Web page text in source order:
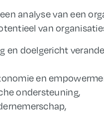
analyse van een
van
en doelgericht
en
ondersteuning,